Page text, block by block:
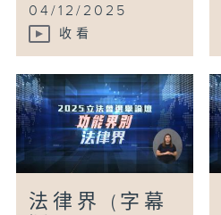
04/12/2025
收看
法律界 (字幕